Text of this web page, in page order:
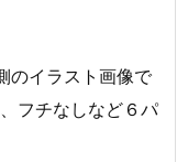
のイラスト画像で
フチなしなど６パ